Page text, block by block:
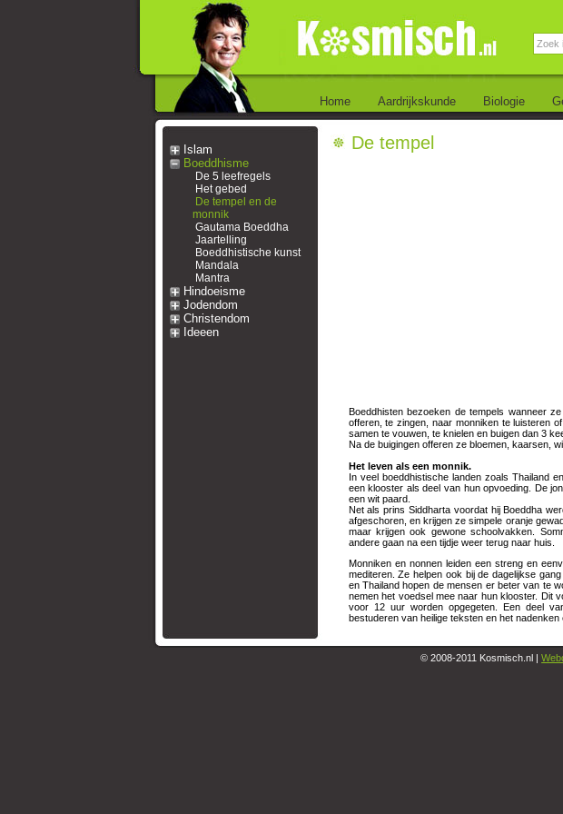
Home Aardrijkskunde Biologie
Islam
Boeddhisme
De 5 leefregels
Het gebed
De tempel en de
monnik
Gautama Boeddha
Jaartelling
Boeddhistische kunst
Mandala
Mantra
Hindoeisme
Jodendom
Christendom
Ideeen
De tempel
Boeddhisten bezoeken de tempels wanneer
offeren, te zingen, naar monniken te luisteren
samen te vouwen, te knielen en buigen dan 3
Na de buigingen offeren ze bloemen, kaarsen,
Het leven als een
In veel boeddhistische landen zoals Thailand
een klooster als deel van hun opvoeding. De
een wit paard.
Net als prins Siddharta voordat hij Boeddha
afgeschoren, en krijgen ze simpele oranje
maar krijgen ook gewone schoolvakken.
andere gaan na een tijdje weer terug naar huis.
Monniken en nonnen leiden een streng en
mediteren. Ze helpen ook bij de dagelijkse
en Thailand hopen de mensen er beter van te
nemen het voedsel mee naar hun klooster. Dit
voor 12 uur worden opgegeten. Een deel
bestuderen van heilige teksten en het nadenken
© 2008-2011 Kosmisch.nl |